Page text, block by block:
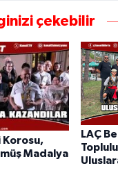
çekebilir
Korosu,
Madalya
LAÇ